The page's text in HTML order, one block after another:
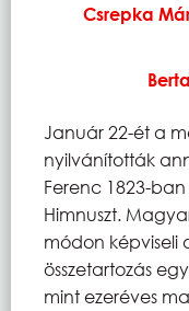
Csrepka
Január 22-ét a
nyilvánították
Ferenc 1823-
Himnuszt.
módon képviseli
összetartozás
mint ezeréves